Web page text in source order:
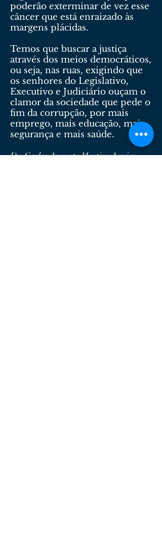
poderão exterminar de vez esse
câncer que está enraizado às
margens plácidas.
Temos que buscar a justiça
através dos meios democráticos,
ou seja, nas ruas, exigindo que
os senhores do Legislativo,
Executivo e Judiciário ouçam o
clamor da sociedade que pede o
fim da corrupção, por mais
emprego, mais educação, mais
segurança e mais saúde.
Dr. Carlos Augusto Martins Aguiar